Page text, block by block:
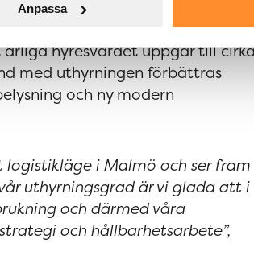
Anpassa
7 i Malmö för en yta som idag
årliga hyresvärdet uppgår till
med uthyrningen förbättras
och ny modern
i Malmö och ser fram
uthyrningsgrad är vi glada att i
och därmed våra
och hållbarhetsarbete”,